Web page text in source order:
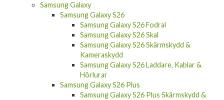
Samsung Galaxy
Samsung Galaxy S26
Samsung Galaxy S26 Fodral
Samsung Galaxy S26 Skal
Samsung Galaxy S26 Skärmskydd &
Kameraskydd
Samsung Galaxy S26 Laddare, Kablar &
Hörlurar
Samsung Galaxy S26 Plus
Samsung Galaxy S26 Plus Skärmskydd &